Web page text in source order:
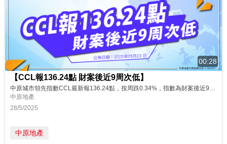
00:28
【CCL報136.24點 財案後近9周次低】
中原城市領先指數CCL最新報136.24點，按周跌0.34%，指數為財案後近9周次低，是5月3日西沙SIERRA SEA第1A(2)期次輪價單288伙沽清當周市況。整體樓價繼續好淡爭持，CCL連續8周於136點水平窄幅波動，最高136.90點，最低136.24點。雖然H按實際按息跌穿2厘，創近3年新低，但二手買家仍持觀望態度，加上發展商以低價策略促銷多個新盤，相信短期二手樓價受壓，走勢反覆調整。C...
中原地產
28/5/2025
中原地產